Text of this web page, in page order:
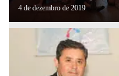
4 de dezembro de 2019